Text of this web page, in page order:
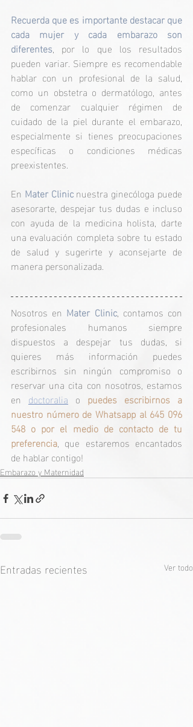
Recuerda que es importante destacar que
cada mujer y cada embarazo son
diferentes, por lo que los resultados
pueden variar. Siempre es recomendable
hablar con un profesional de la salud,
como un obstetra o dermatólogo, antes
de comenzar cualquier régimen de
cuidado de la piel durante el embarazo,
especialmente si tienes preocupaciones
específicas o condiciones médicas
preexistentes.
En Mater Clinic nuestra ginecóloga puede
asesorarte, despejar tus dudas e incluso
con ayuda de la medicina holista, darte
una evaluación completa sobre tu estado
de salud y sugerirte y aconsejarte de
manera personalizada.
Nosotros en Mater Clinic, contamos con
profesionales humanos siempre
dispuestos a despejar tus dudas, si
quieres más información puedes
escribirnos sin ningún compromiso o
reservar una cita con nosotros, estamos
en doctoralia o puedes escribirnos a
nuestro número de Whatsapp al 645 096
548 o por el medio de contacto de tu
preferencia, que estaremos encantados
de hablar contigo!
Embarazo y Maternidad
Entradas recientes Ver todo